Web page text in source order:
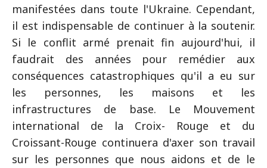
manifestées dans toute l'Ukraine. Cependant,
il est indispensable de continuer à la soutenir.
Si le conflit armé prenait fin aujourd'hui, il
faudrait des années pour remédier aux
conséquences catastrophiques qu'il a eu sur
les personnes, les maisons et les
infrastructures de base. Le Mouvement
international de la Croix- Rouge et du
Croissant-Rouge continuera d'axer son travail
sur les personnes que nous aidons et de le